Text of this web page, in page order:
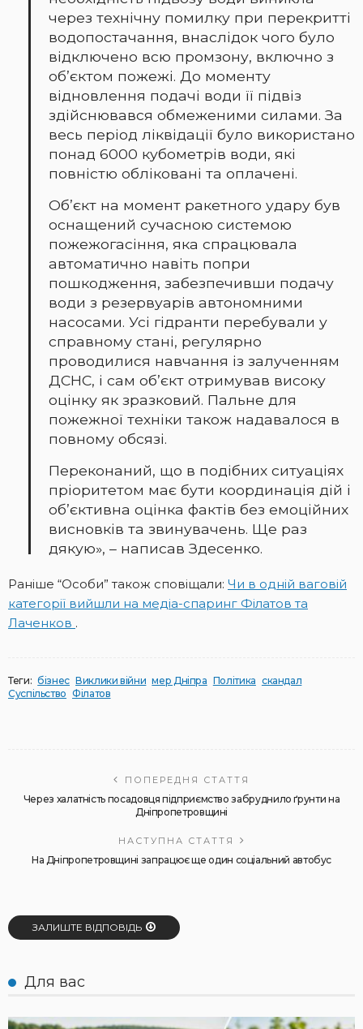
через технічну помилку при перекритті
водопостачання, внаслідок чого було
відключено всю промзону, включно з
об’єктом пожежі. До моменту
відновлення подачі води її підвіз
здійснювався обмеженими силами. За
весь період ліквідації було використано
понад 6000 кубометрів води, які
повністю обліковані та оплачені.
Об’єкт на момент ракетного удару був
оснащений сучасною системою
пожежогасіння, яка спрацювала
автоматично навіть попри
пошкодження, забезпечивши подачу
води з резервуарів автономними
насосами. Усі гідранти перебували у
справному стані, регулярно
проводилися навчання із залученням
ДСНС, і сам об’єкт отримував високу
оцінку як зразковий. Пальне для
пожежної техніки також надавалося в
повному обсязі.
Переконаний, що в подібних ситуаціях
пріоритетом має бути координація дій і
об’єктивна оцінка фактів без емоційних
висновків та звинувачень. Ще раз
дякую», – написав Здесенко.
Раніше “Особи” також сповіщали: Чи в одній ваговій
категорії вийшли на медіа-спаринг Філатов та
Лаченков .
Теги: бізнес Виклики війни мер Дніпра Політика скандал
Суспільство Філатов
ПОПЕРЕДНЯ СТАТТЯ
Через халатність посадовця підприємство забруднило ґрунти на
Дніпропетровщині
НАСТУПНА СТАТТЯ
На Дніпропетровщині запрацює ще один соціальний автобус
ЗАЛИШТЕ ВІДПОВІДЬ
Для вас